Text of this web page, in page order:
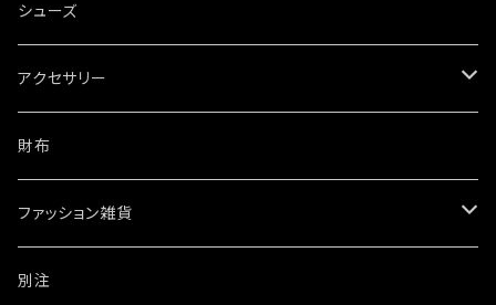
シューズ
アクセサリー
ネックレス
ブレスレット・バングル
ウォレットチェーン
財布
ファッション雑貨
ワッペン・ステッカー
別注